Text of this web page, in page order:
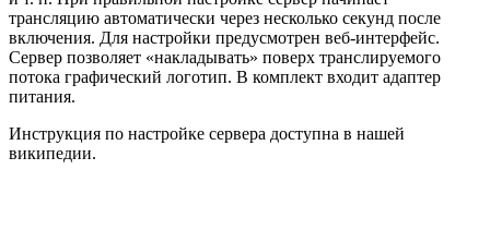
трансляцию автоматически через несколько секунд после
включения. Для настройки предусмотрен веб-интерфейс.
Сервер позволяет «накладывать» поверх транслируемого
потока графический логотип. В комплект входит адаптер
питания.
Инструкция по настройке сервера доступна в нашей
википедии.